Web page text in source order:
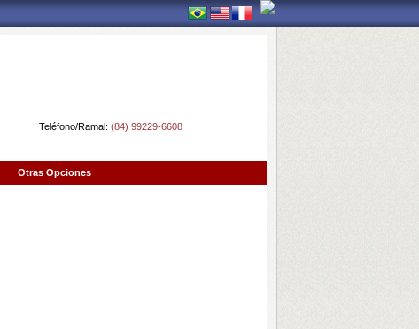
Teléfono/Ramal: (84) 99229-6608
Otras Opciones